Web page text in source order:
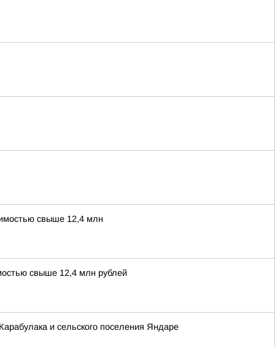
свыше 12,4 млн
свыше 12,4 млн рублей
и сельского поселения Яндаре